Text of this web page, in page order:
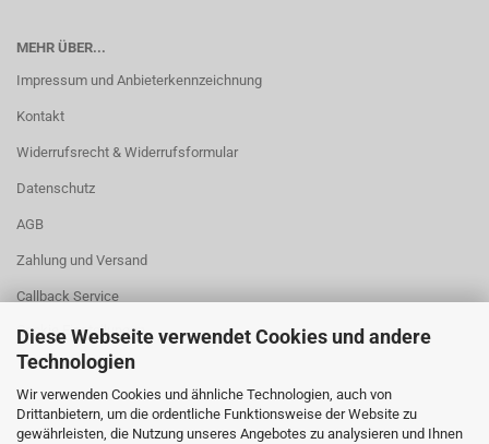
Diese Webseite verwendet Cookies und andere
Technologien
Wir verwenden Cookies und ähnliche Technologien, auch von
Drittanbietern, um die ordentliche Funktionsweise der Website zu
gewährleisten, die Nutzung unseres Angebotes zu analysieren und Ihnen
MEHR ÜBER...
Impressum und Anbieterkennzeichnung
Kontakt
Widerrufsrecht & Widerrufsformular
Datenschutz
AGB
Zahlung und Versand
Callback Service
Cookie Einstellungen